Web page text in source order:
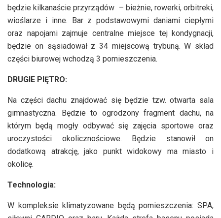
będzie kilkanaście przyrządów – bieżnie, rowerki, orbitreki,
wioślarze i inne. Bar z podstawowymi daniami ciepłymi
oraz napojami zajmuje centralne miejsce tej kondygnacji,
będzie on sąsiadował z 34 miejscową trybuną. W skład
części biurowej wchodzą 3 pomieszczenia.
DRUGIE PIĘTRO:
Na części dachu znajdować się będzie tzw. otwarta sala
gimnastyczna. Będzie to ogrodzony fragment dachu, na
którym będą mogły odbywać się zajęcia sportowe oraz
uroczystości okolicznościowe. Będzie stanowił on
dodatkową atrakcję, jako punkt widokowy ma miasto i
okolicę.
Technologia:
W kompleksie klimatyzowane będą pomieszczenia: SPA,